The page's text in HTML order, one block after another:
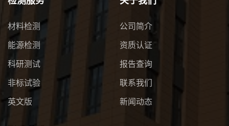
材料检测
能源检测
科研测试
非标试验
英文版
公司简介
资质认证
报告查询
联系我们
新闻动态